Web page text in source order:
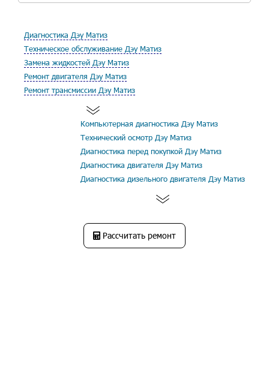
Диагностика Дэу Матиз
Техническое обслуживание Дэу Матиз
Замена жидкостей Дэу Матиз
Ремонт двигателя Дэу Матиз
Ремонт трансмиссии Дэу Матиз
Компьютерная диагностика Дэу Матиз
Технический осмотр Дэу Матиз
Диагностика перед покупкой Дэу Матиз
Диагностика двигателя Дэу Матиз
Диагностика дизельного двигателя Дэу Матиз
Рассчитать ремонт